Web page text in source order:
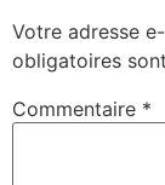
Votre adresse
obligatoires
Commentaire *